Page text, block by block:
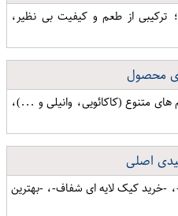
ای شفاف نظری 70 گرمی؛ ترکیبی از طعم و کیفیت بی نظیر،
محصول
های متنوع (کاکائویی، وانیلی و ...)،
اصلی
، -کیک شفاف 70 گرمی-، -خرید کیک لایه ای شفاف-، -بهترین